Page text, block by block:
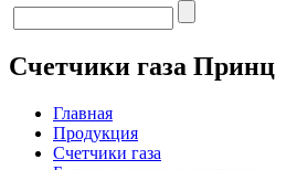
Счетчики газа Принц
Главная
Продукция
Счетчики газа